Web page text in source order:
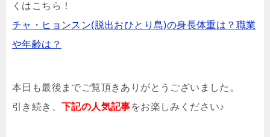
くはこちら！
チャ・ヒョンスン(脱出おひとり島)の身長体重は？職業
や年齢は？
本日も最後までご覧頂きありがとうございました。
引き続き、 下記の人気記事をお楽しみください♪